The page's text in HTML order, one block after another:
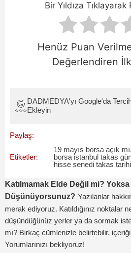
Bir Yıldıza
Henüz Puan
Değerlendiren
DADMEDYA'yı Google'da
Ekleyin
Paylaş:
Etiketler:
19 mayıs borsa açık mı,
borsa istanbul takas
hisse senedi takas tarihi
Katılmamak Elde Değil mi? Yoksa
Düşünüyorsunuz? Yazılanlar
merak ediyoruz. Katıldığınız noktalar
düşündüğünüz yerler ya da sormak
mı? Birkaç cümlenizle belirtebilir,
Yorumlarınızı bekliyoruz!